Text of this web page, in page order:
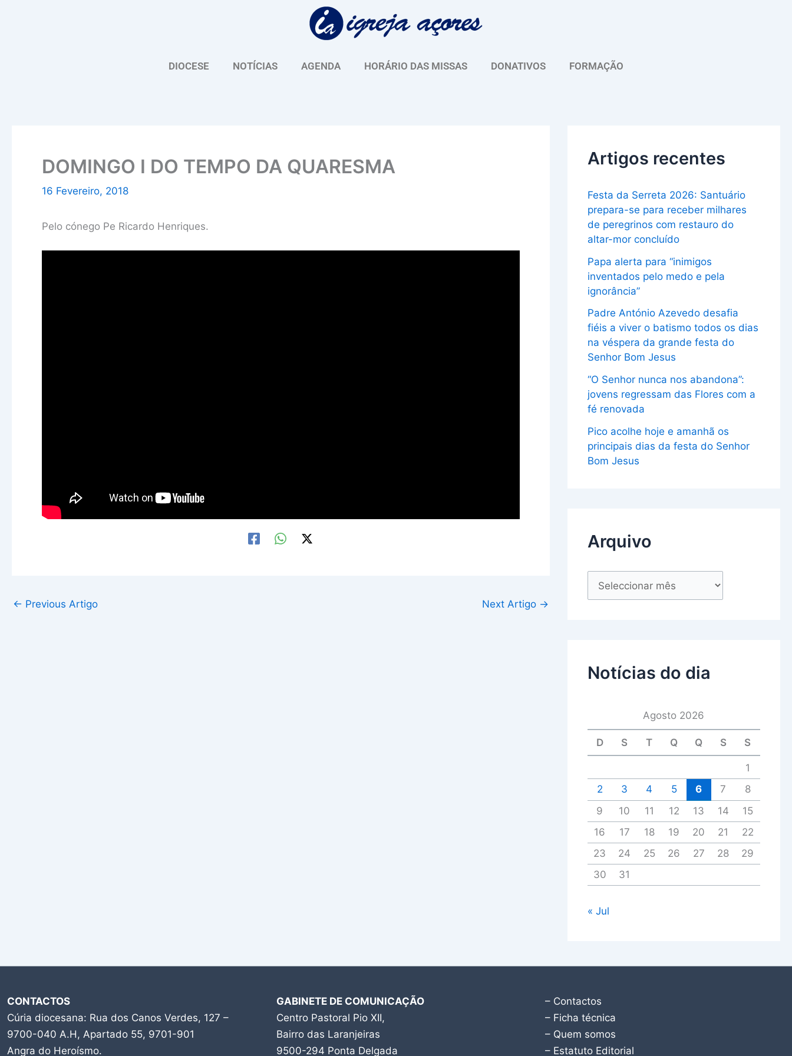
DIOCESE NOTÍCIAS AGENDA HORÁRIO DAS MISSAS DONATIVOS FORMAÇÃO
DOMINGO I DO TEMPO DA QUARESMA
16 Fevereiro, 2018
Pelo cónego Pe Ricardo Henriques.
← Previous Artigo Next Artigo →
Artigos recentes
Festa da Serreta 2026: Santuário
prepara-se para receber milhares
de peregrinos com restauro do
altar-mor concluído
Papa alerta para “inimigos
inventados pelo medo e pela
ignorância”
Padre António Azevedo desafia
fiéis a viver o batismo todos os dias
na véspera da grande festa do
Senhor Bom Jesus
“O Senhor nunca nos abandona”:
jovens regressam das Flores com a
fé renovada
Pico acolhe hoje e amanhã os
principais dias da festa do Senhor
Bom Jesus
Arquivo
u
Notícias do dia
Agosto 2026
D S T Q Q S S
1
2
3 4 5 6 7
8
9
10 11 12 13 14
15
16
17 18 19 20 21
22
23
24 25 26 27 28
29
30
31
« Jul
CONTACTOS
Cúria diocesana: Rua dos Canos Verdes, 127 –
9700-040 A.H, Apartado 55, 9701-901
Angra do Heroísmo.
GABINETE DE COMUNICAÇÃO
Centro Pastoral Pio XII,
Bairro das Laranjeiras
9500-294 Ponta Delgada
– Contactos
– Ficha técnica
– Quem somos
– Estatuto Editorial